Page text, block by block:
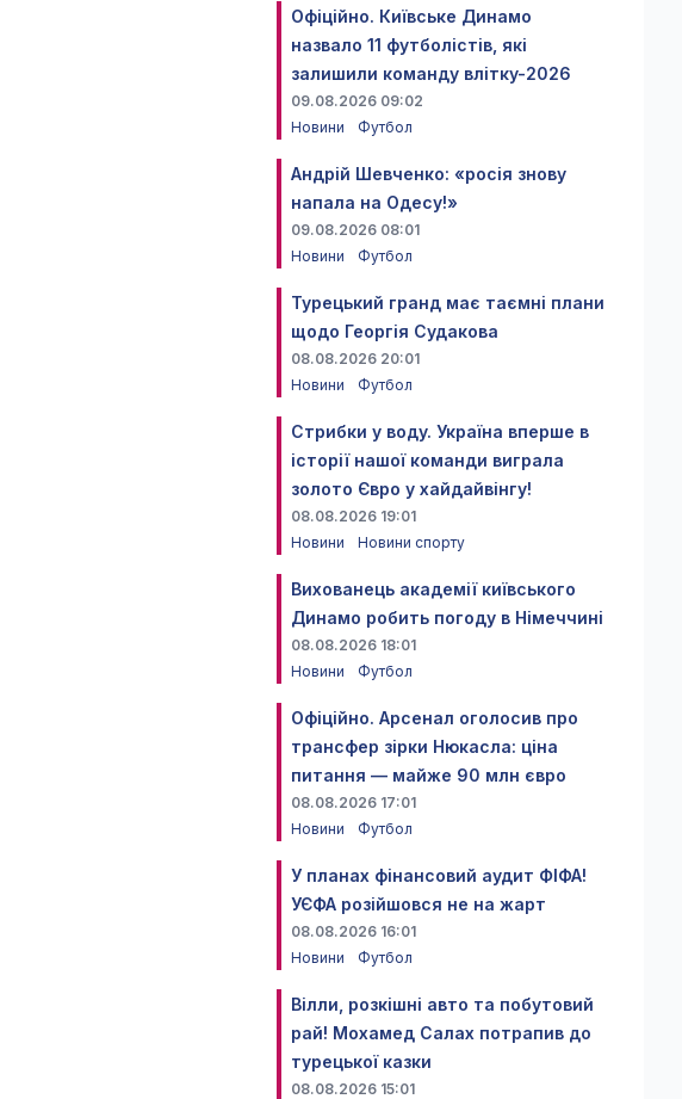
Офіційно. Київське Динамо
назвало 11 футболістів, які
залишили команду влітку-2026
09.08.2026 09:02
Новини
Футбол
Андрій Шевченко: «росія знову
напала на Одесу!»
09.08.2026 08:01
Новини
Футбол
Турецький гранд має таємні плани
щодо Георгія Судакова
08.08.2026 20:01
Новини
Футбол
Стрибки у воду. Україна вперше в
історії нашої команди виграла
золото Євро у хайдайвінгу!
08.08.2026 19:01
Новини
Новини спорту
Вихованець академії київського
Динамо робить погоду в Німеччині
08.08.2026 18:01
Новини
Футбол
Офіційно. Арсенал оголосив про
трансфер зірки Нюкасла: ціна
питання — майже 90 млн євро
08.08.2026 17:01
Новини
Футбол
У планах фінансовий аудит ФІФА!
УЄФА розійшовся не на жарт
08.08.2026 16:01
Новини
Футбол
Вілли, розкішні авто та побутовий
рай! Мохамед Салах потрапив до
турецької казки
08.08.2026 15:01